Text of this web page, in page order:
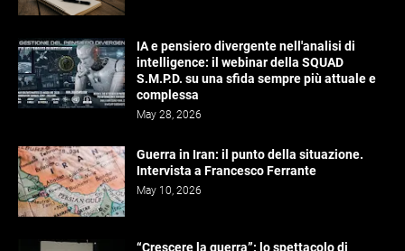
IA e pensiero divergente nell'analisi di
intelligence: il webinar della SQUAD
S.M.P.D. su una sfida sempre più attuale e
complessa
May 28, 2026
Guerra in Iran: il punto della situazione.
Intervista a Francesco Ferrante
May 10, 2026
“Crescere la guerra”: lo spettacolo di